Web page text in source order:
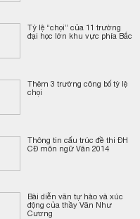
Tỷ lệ “chọi” của 11 trường
đại học lớn khu vực phía Bắc
Thêm 3 trường công bố tỷ lệ
chọi
Thông tin cấu trúc đề thi ĐH
CĐ môn ngữ Văn 2014
Bài diễn văn tự hào và xúc
động của thầy Văn Như
Cương